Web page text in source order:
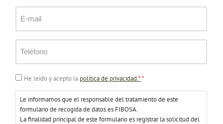
Consentimiento
*
He leído y acepto la política de privacidad.**
Le informamos que el responsable del tratamiento de este
formulario de recogida de datos es FIBOSA.
La finalidad principal de este formulario es registrar la solicitud del